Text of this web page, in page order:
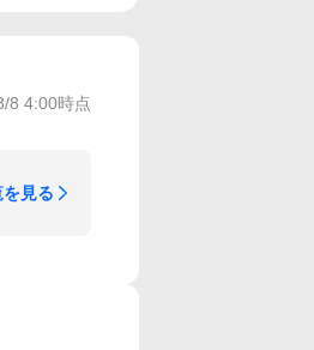
8 4:00時点
見る